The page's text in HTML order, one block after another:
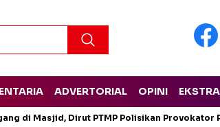
ADVERTORIAL OPINI EKSTRA
di Masjid, Dirut PTMP Polisikan Provokator